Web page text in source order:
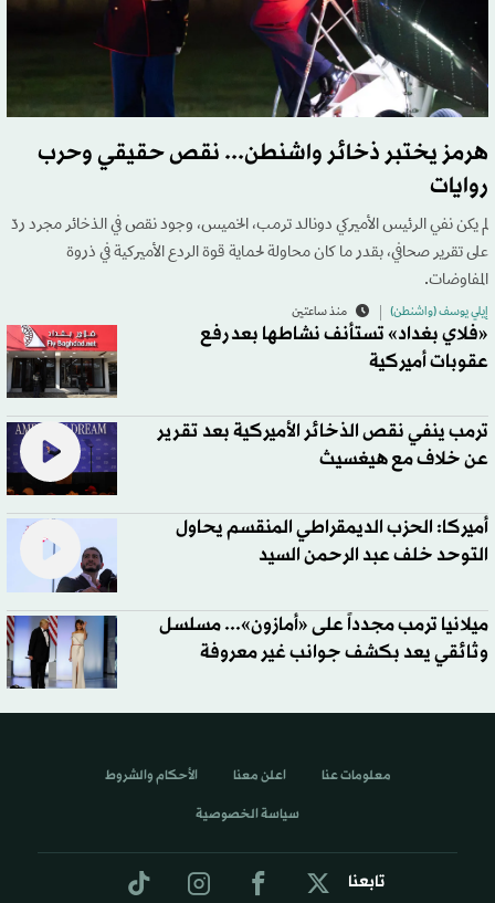
هرمز يختبر ذخائر واشنطن... نقص حقيقي وحرب
روايات
لم يكن نفي الرئيس الأميركي دونالد ترمب، الخميس، وجود نقص في الذخائر مجرد ردّ
على تقرير صحافي، بقدر ما كان محاولة لحماية قوة الردع الأميركية في ذروة
المفاوضات.
إيلي يوسف (واشنطن) منذ ساعتين
«فلاي بغداد» تستأنف نشاطها بعد رفع
عقوبات أميركية
ترمب ينفي نقص الذخائر الأميركية بعد تقرير
عن خلاف مع هيغسيث
أميركا: الحزب الديمقراطي المنقسم يحاول
التوحد خلف عبد الرحمن السيد
ميلانيا ترمب مجدداً على «أمازون»... مسلسل
وثائقي يعد بكشف جوانب غير معروفة
تابعنا
معلومات عنا اعلن معنا الأحكام والشروط
سياسة الخصوصية